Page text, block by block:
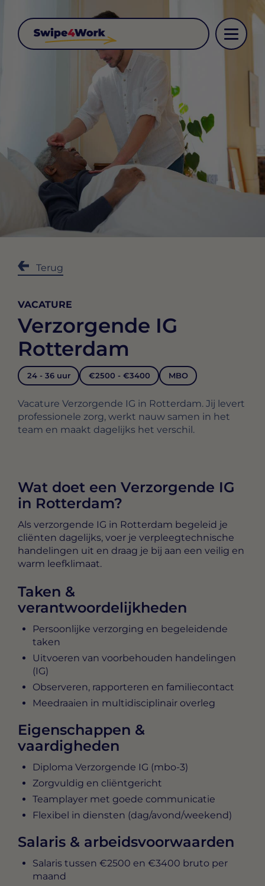
Terug
VACATURE
Verzorgende IG
Rotterdam
24 - 36 uur €2500 - €3400 MBO
Vacature Verzorgende IG in Rotterdam. Jij levert
professionele zorg, werkt nauw samen in het
team en maakt dagelijks het verschil.
Wat doet een Verzorgende IG
in Rotterdam?
Als verzorgende IG in Rotterdam begeleid je
cliënten dagelijks, voer je verpleegtechnische
handelingen uit en draag je bij aan een veilig en
warm leefklimaat.
Taken &
verantwoordelijkheden
Persoonlijke verzorging en begeleidende
taken
Uitvoeren van voorbehouden handelingen
(IG)
Observeren, rapporteren en familiecontact
Meedraaien in multidisciplinair overleg
Eigenschappen &
vaardigheden
Diploma Verzorgende IG (mbo‑3)
Zorgvuldig en cliëntgericht
Teamplayer met goede communicatie
Flexibel in diensten (dag/avond/weekend)
Salaris & arbeidsvoorwaarden
Salaris tussen €2500 en €3400 bruto per
maand